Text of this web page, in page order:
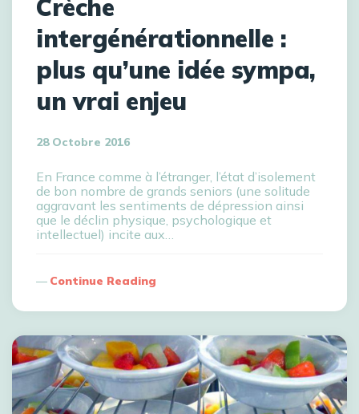
Crèche
intergénérationnelle :
plus qu’une idée sympa,
un vrai enjeu
28 Octobre 2016
En France comme à l’étranger, l’état d’isolement
de bon nombre de grands seniors (une solitude
aggravant les sentiments de dépression ainsi
que le déclin physique, psychologique et
intellectuel) incite aux…
Continue Reading